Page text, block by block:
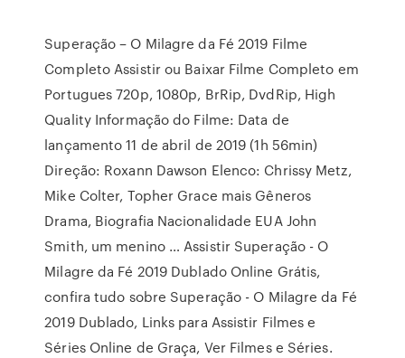
Superação – O Milagre da Fé 2019 Filme
Completo Assistir ou Baixar Filme Completo em
Portugues 720p, 1080p, BrRip, DvdRip, High
Quality Informação do Filme: Data de
lançamento 11 de abril de 2019 (1h 56min)
Direção: Roxann Dawson Elenco: Chrissy Metz,
Mike Colter, Topher Grace mais Gêneros
Drama, Biografia Nacionalidade EUA John
Smith, um menino … Assistir Superação - O
Milagre da Fé 2019 Dublado Online Grátis,
confira tudo sobre Superação - O Milagre da Fé
2019 Dublado, Links para Assistir Filmes e
Séries Online de Graça, Ver Filmes e Séries.